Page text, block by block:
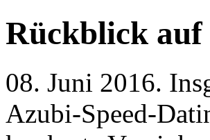
Rückblick auf
08. Juni 2016.
Azubi-Speed-